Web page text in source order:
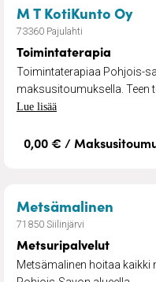
M T KotiKunto Oy–
73360 Pajulahti
Toimintaterapia
Toimintaterapiaa Pohjois-
maksusitoumuksella. Teen
Lue lisää
0,00 € /
Metsämalinen
71850 Siilinjärvi
Metsuripalvelut
Metsämalinen hoitaa